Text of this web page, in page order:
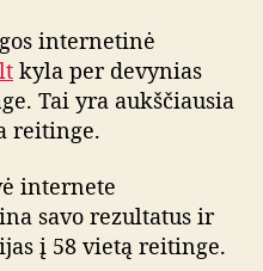
ž
v
a
l
g
internetinė
kyla per devynias
Tai yra aukščiausia
reitinge.
internete
savo rezultatus ir
į 58 vietą reitinge.